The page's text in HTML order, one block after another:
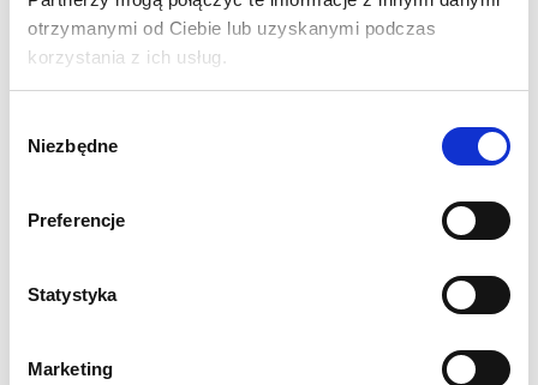
otrzymanymi od Ciebie lub uzyskanymi podczas
korzystania z ich usług.
zgody
Niezbędne
Preferencje
Statystyka
Marketing
Zestaw zawiera:podstawę do słupka + słupek z głowicą
zwijającą. Produkt dostarczany jest w dwóch osobnych
kartonach: osobno słupek z głowicą i osobno podstawa.
Średnica podstawy: 32 cm
Szerokość taśmy: 4,5 cm
2 lata gwarancji